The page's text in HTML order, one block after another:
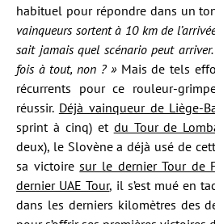
habituel pour répondre dans un
vainqueurs sortent à 10 km de
sait jamais quel scénario peut
fois à tout, non ? »Mais de tels
récurrents pour ce rouleur-
réussir. Déjà vainqueur de Liège-
sprint à cinq) et du Tour de
deux), le Slovène a déjà usé de
sa victoire sur le dernier Tour de
dernier UAE Tour, il s’est mué en
dans les derniers kilomètres des